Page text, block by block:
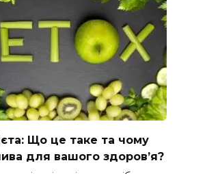
Що це таке та чому
для вашого здоров’я?